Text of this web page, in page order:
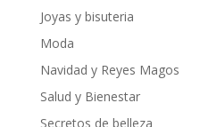
Joyas y bisuteria
Moda
Navidad y Reyes Magos
Salud y Bienestar
Secretos de belleza